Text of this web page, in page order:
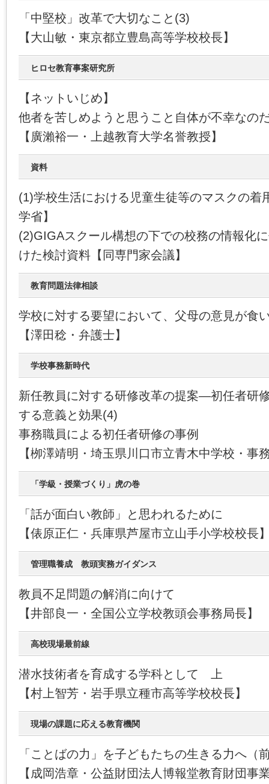
「中堅校」改革で大切なこと(3)
【大山敏・東京都立豊島高等学校校長】
ヒロセ教育事案研究所
【ネットいじめ】
他者を苦しめようと思うこと自体が不幸なの
【廣瀨裕一・上越教育大学名誉教授】
資料
(1)学校生活における児童生徒等のマスクの着
学省】
(2)GIGAスクール構想の下での校務の情報化
けた検討資料【同専門家会議】
教育問題法律相談
学校に対する要望において、父母の意見が食
【澤田稔・弁護士】
学校事務新時代
新任教員に対する研修改革の提案―初任者研
する意義と効果(4)
事務職員による初任者研修の事例
【栁澤靖明・埼玉県川口市立青木中学校・事
「学級・授業づくり」虎の巻
「話が面白い教師」と思われるために
【俵原正仁・兵庫県芦屋市立山手小学校校長
管理職養成 教頭実務ガイダンス
教員不足問題の解消に向けて
【井部良一・全国公立学校教頭会事務局長】
高校現場最前線
潜水技術者を育成する学科として 上
【村上智芳・岩手県立種市高等学校校長】
現場の課題に応える教育機関
「ことばの力」を子どもたちの生きる力へ（
【成岡浩章・公益財団法人博報堂教育財団事